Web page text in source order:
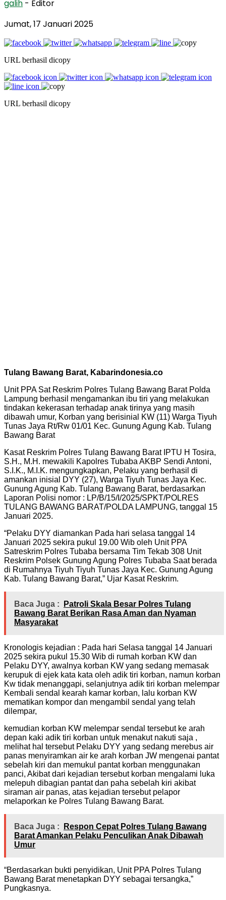
galih - Editor
Jumat, 17 Januari 2025
URL berhasil dicopy
URL berhasil dicopy
Tulang Bawang Barat, Kabarindonesia.co
Unit PPA Sat Reskrim Polres Tulang Bawang Barat Polda
Lampung berhasil mengamankan ibu tiri yang melakukan
tindakan kekerasan terhadap anak tirinya yang masih
dibawah umur, Korban yang berisinial KW (11) Warga Tiyuh
Tunas Jaya Rt/Rw 01/01 Kec. Gunung Agung Kab. Tulang
Bawang Barat
Kasat Reskrim Polres Tulang Bawang Barat IPTU H Tosira,
S.H., M.H. mewakili Kapolres Tubaba AKBP Sendi Antoni,
S.I.K., M.I.K. mengungkapkan, Pelaku yang berhasil di
amankan inisial DYY (27), Warga Tiyuh Tunas Jaya Kec.
Gunung Agung Kab. Tulang Bawang Barat, berdasarkan
Laporan Polisi nomor : LP/B/15/I/2025/SPKT/POLRES
TULANG BAWANG BARAT/POLDA LAMPUNG, tanggal 15
Januari 2025.
“Pelaku DYY diamankan Pada hari selasa tanggal 14
Januari 2025 sekira pukul 19.00 Wib oleh Unit PPA
Satreskrim Polres Tubaba bersama Tim Tekab 308 Unit
Reskrim Polsek Gunung Agung Polres Tubaba Saat berada
di Rumahnya Tiyuh Tiyuh Tunas Jaya Kec. Gunung Agung
Kab. Tulang Bawang Barat,” Ujar Kasat Reskrim.
Baca Juga :
Patroli Skala Besar Polres Tulang
Bawang Barat Berikan Rasa Aman dan Nyaman
Masyarakat
Kronologis kejadian : Pada hari Selasa tanggal 14 Januari
2025 sekira pukul 15.30 Wib di rumah korban KW dan
Pelaku DYY, awalnya korban KW yang sedang memasak
kerupuk di ejek kata kata oleh adik tiri korban, namun korban
Kw tidak menanggapi, selanjutnya adik tiri korban melempar
Kembali sendal kearah kamar korban, lalu korban KW
mematikan kompor dan mengambil sendal yang telah
dilempar,
kemudian korban KW melempar sendal tersebut ke arah
depan kaki adik tiri korban untuk menakut nakuti saja ,
melihat hal tersebut Pelaku DYY yang sedang merebus air
panas menyiramkan air ke arah korban JW mengenai pantat
sebelah kiri dan memukul pantat korban menggunakan
panci, Akibat dari kejadian tersebut korban mengalami luka
melepuh dibagian pantat dan paha sebelah kiri akibat
siraman air panas, atas kejadian tersebut pelapor
melaporkan ke Polres Tulang Bawang Barat.
Baca Juga :
Respon Cepat Polres Tulang Bawang
Barat Amankan Pelaku Penculikan Anak Dibawah
Umur
“Berdasarkan bukti penyidikan, Unit PPA Polres Tulang
Bawang Barat menetapkan DYY sebagai tersangka,”
Pungkasnya.